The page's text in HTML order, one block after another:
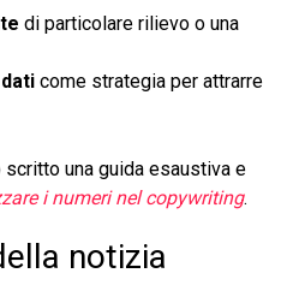
di particolare rilievo o una
come strategia per attrarre
una guida esaustiva e
i numeri nel copywriting.
notizia